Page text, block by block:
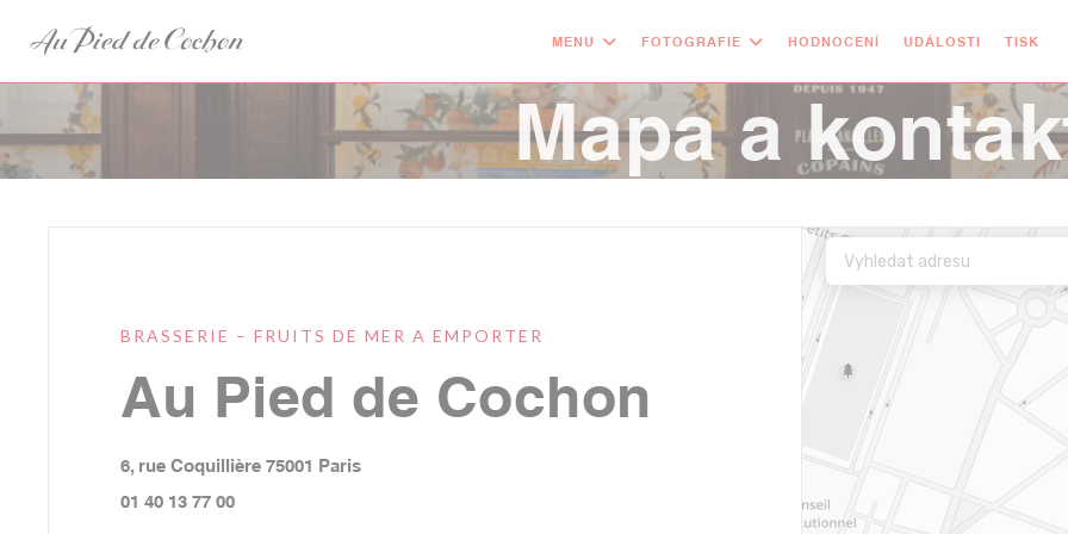
MENU FOTOGRAFIE HODNOCENÍ UDÁLOSTI TISK
Mapa a
BRASSERIE – FRUITS DE MER A EMPORTER
Au Pied de Cochon
6, rue Coquillière 75001 Paris((otevře se v novém okně))
01 40 13 77 00